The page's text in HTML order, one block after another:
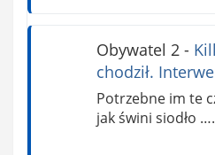
Obywatel 2-
chodził.
Potrzebne im te
jak świni siodło ….